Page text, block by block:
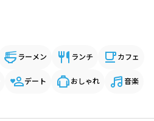
ラーメン ランチ カフェ
デート おしゃれ 音楽